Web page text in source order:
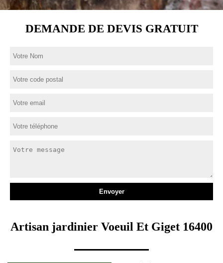
DEMANDE DE DEVIS GRATUIT
Artisan jardinier Voeuil Et Giget 16400